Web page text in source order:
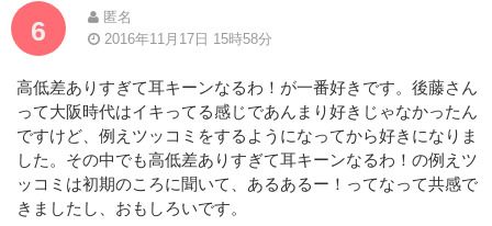
6
匿名
2016年11月17日 15時58分
高低差ありすぎて耳キーンなるわ！が一番好きです。後藤さん
って大阪時代はイキってる感じであんまり好きじゃなかったん
ですけど、例えツッコミをするようになってから好きになりま
した。その中でも高低差ありすぎて耳キーンなるわ！の例えツ
ッコミは初期のころに聞いて、あるあるー！ってなって共感で
きましたし、おもしろいです。